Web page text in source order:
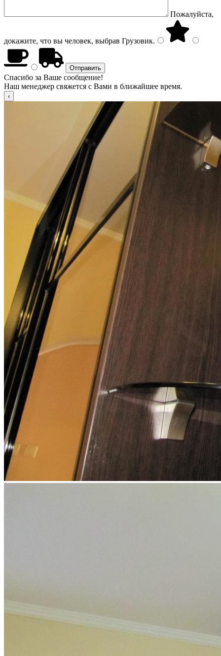
Пожалуйста,
докажите, что вы человек, выбрав Грузовик.
Спасибо за Ваше сообщение!
Наш менеджер свяжется с Вами в ближайшее время.